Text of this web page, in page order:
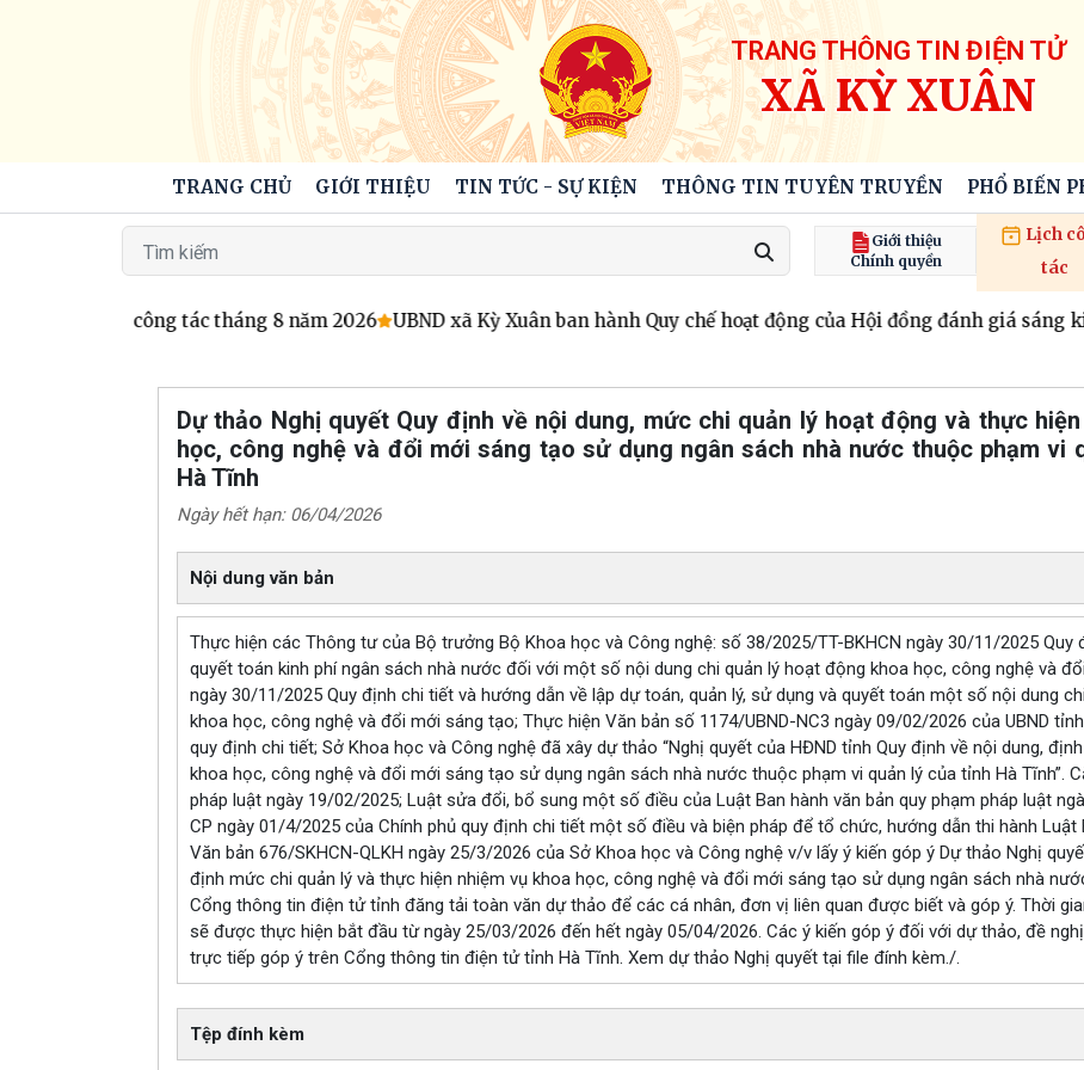
TRANG THÔNG TIN ĐIỆN TỬ
XÃ KỲ XUÂN
TRANG CHỦ GIỚI THIỆU TIN TỨC - SỰ KIỆN THÔNG TIN TUYÊN TRUYỀN PHỔ BIẾN
Giới thiệu
Chính quyền
Lịch
tác
trình công tác tháng 8 năm 2026 UBND xã Kỳ Xuân ban hành Quy chế hoạt động của Hội đồng đánh giá sáng
Dự thảo Nghị quyết Quy định về nội dung, mức chi quản lý hoạt động và thực
học, công nghệ và đổi mới sáng tạo sử dụng ngân sách nhà nước thuộc phạm vi
Hà Tĩnh
Ngày hết hạn: 06/04/2026
Nội dung văn bản
Thực hiện các Thông tư của Bộ trưởng Bộ Khoa học và Công nghệ: số 38/2025/TT-BKHCN ngày 30/11/2025 Quy
quyết toán kinh phí ngân sách nhà nước đối với một số nội dung chi quản lý hoạt động khoa học, công nghệ và
ngày 30/11/2025 Quy định chi tiết và hướng dẫn về lập dự toán, quản lý, sử dụng và quyết toán một số nội dung
khoa học, công nghệ và đổi mới sáng tạo; Thực hiện Văn bản số 1174/UBND-NC3 ngày 09/02/2026 của UBND
quy định chi tiết; Sở Khoa học và Công nghệ đã xây dự thảo “Nghị quyết của HĐND tỉnh Quy định về nội dung,
khoa học, công nghệ và đổi mới sáng tạo sử dụng ngân sách nhà nước thuộc phạm vi quản lý của tỉnh Hà Tĩnh”.
pháp luật ngày 19/02/2025; Luật sửa đổi, bổ sung một số điều của Luật Ban hành văn bản quy phạm pháp luật
CP ngày 01/4/2025 của Chính phủ quy định chi tiết một số điều và biện pháp để tổ chức, hướng dẫn thi hành Luật
Văn bản 676/SKHCN-QLKH ngày 25/3/2026 của Sở Khoa học và Công nghệ v/v lấy ý kiến góp ý Dự thảo Nghị
định mức chi quản lý và thực hiện nhiệm vụ khoa học, công nghệ và đổi mới sáng tạo sử dụng ngân sách nhà
Cổng thông tin điện tử tỉnh đăng tải toàn văn dự thảo để các cá nhân, đơn vị liên quan được biết và góp ý. Thời
sẽ được thực hiện bắt đầu từ ngày 25/03/2026 đến hết ngày 05/04/2026. Các ý kiến góp ý đối với dự thảo, đề
trực tiếp góp ý trên Cổng thông tin điện tử tỉnh Hà Tĩnh. Xem dự thảo Nghị quyết tại file đính kèm./.
Tệp đính kèm